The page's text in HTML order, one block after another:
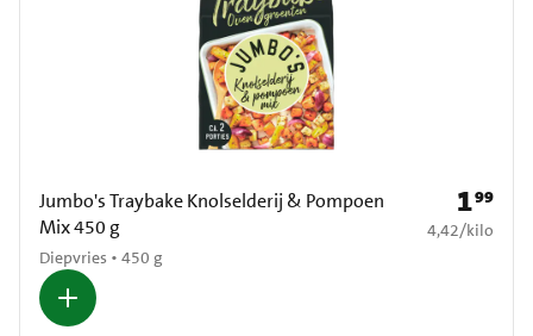
Jumbo's Traybake Knolselderij & Pompoen
Mix 450 g
Diepvries • 450 g
Prijs: €
199
€ 4,42 per kilo
4,42/kilo